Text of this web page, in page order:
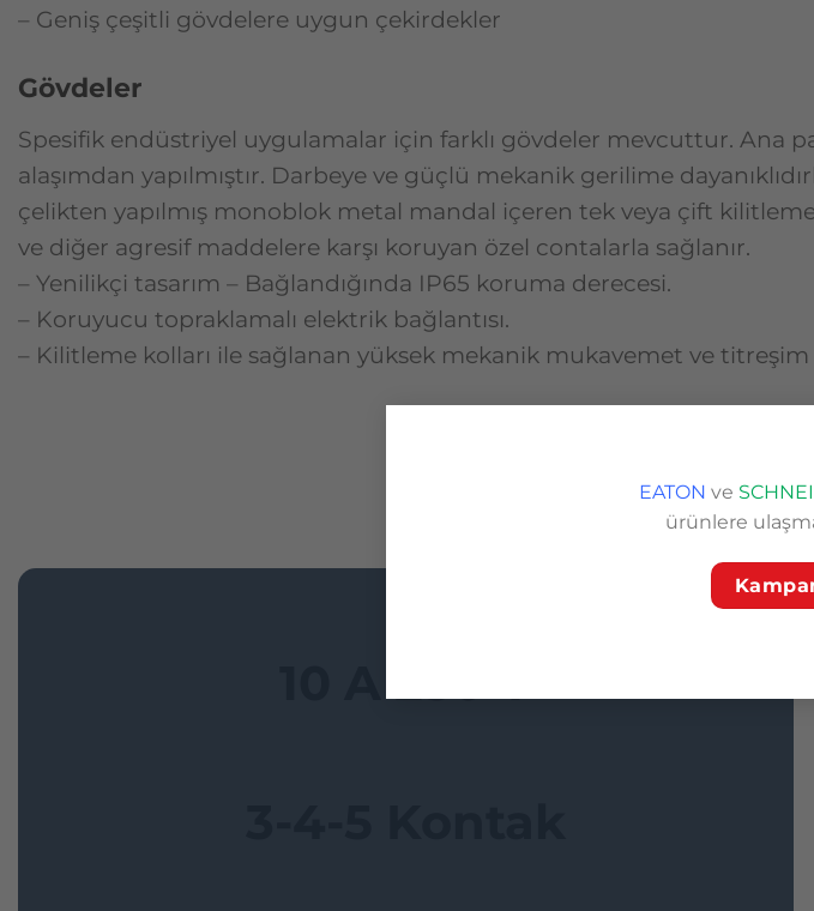
EATON ve
ürünlere
– Geniş çeşitli gövdelere uygun çekirdekler
Gövdeler
Spesifik endüstriyel uygulamalar için farklı gövdeler mevcuttur. Ana
alaşımdan yapılmıştır. Darbeye ve güçlü mekanik gerilime
çelikten yapılmış monoblok metal mandal içeren tek veya çift
ve diğer agresif maddelere karşı koruyan özel contalarla sağlanır.
– Yenilikçi tasarım – Bağlandığında IP65 koruma derecesi.
– Koruyucu topraklamalı elektrik bağlantısı.
– Kilitleme kolları ile sağlanan yüksek mekanik mukavemet ve
Ürün
10 A 250 V